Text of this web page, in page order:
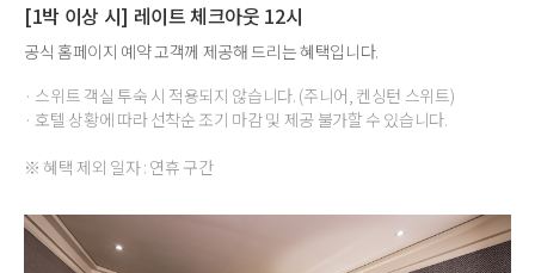
[1박 이상 시] 레이트 체크아웃 12시
공식 홈페이지 예약 고객께 제공해 드리는 혜택입니다.
· 스위트 객실 투숙 시 적용되지 않습니다. (주니어, 켄싱턴 스위트)
· 호텔 상황에 따라 선착순 조기 마감 및 제공 불가할 수 있습니다.
※ 혜택 제외 일자 : 연휴 구간